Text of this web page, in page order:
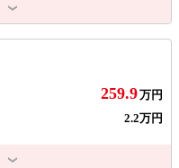
259.9万円
2.2万円